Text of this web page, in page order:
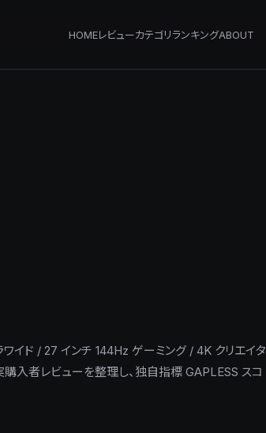
HOMEレビューカテゴリランキングABOUT
イド / 27 インチ 144Hz ゲーミング / 4K クリエイタ
購入者レビューを整理し、独自指標 GAPLESS スコ